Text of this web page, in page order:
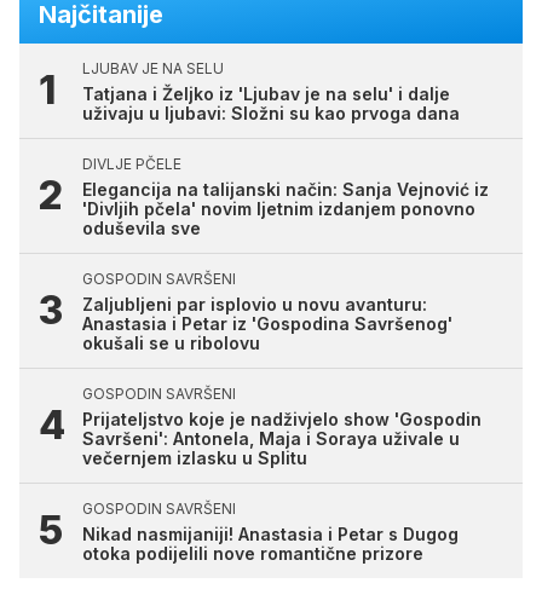
Najčitanije
LJUBAV JE NA SELU
Tatjana i Željko iz 'Ljubav je na selu' i dalje
uživaju u ljubavi: Složni su kao prvoga dana
DIVLJE PČELE
Elegancija na talijanski način: Sanja Vejnović iz
'Divljih pčela' novim ljetnim izdanjem ponovno
oduševila sve
GOSPODIN SAVRŠENI
Zaljubljeni par isplovio u novu avanturu:
Anastasia i Petar iz 'Gospodina Savršenog'
okušali se u ribolovu
GOSPODIN SAVRŠENI
Prijateljstvo koje je nadživjelo show 'Gospodin
Savršeni': Antonela, Maja i Soraya uživale u
večernjem izlasku u Splitu
GOSPODIN SAVRŠENI
Nikad nasmijaniji! Anastasia i Petar s Dugog
otoka podijelili nove romantične prizore